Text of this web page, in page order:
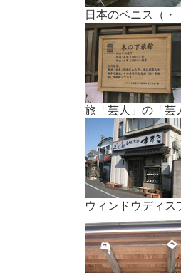
日本のベニス（
旅「芸人」の「芸
ウィンドウディス